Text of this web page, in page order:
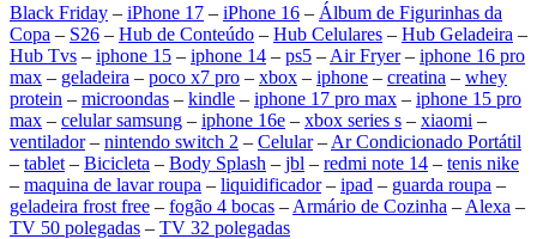
Black Friday – iPhone 17 – iPhone 16 – Álbum de Figurinhas da
Copa – S26 – Hub de Conteúdo – Hub Celulares – Hub Geladeira –
Hub Tvs – iphone 15 – iphone 14 – ps5 – Air Fryer– iphone 16 pro
max – geladeira – poco x7 pro – xbox – iphone – creatina – whey
protein – microondas – kindle – iphone 17 pro max – iphone 15 pro
max – celular samsung – iphone 16e – xbox series s – xiaomi –
ventilador– nintendo switch 2 – Celular– Ar Condicionado Portátil
– tablet – Bicicleta – Body Splash – jbl – redmi note 14 – tenis nike
– maquina de lavar roupa – liquidificador– ipad – guarda roupa –
geladeira frost free – fogão 4 bocas – Armário de Cozinha – Alexa –
TV 50 polegadas – TV 32 polegadas